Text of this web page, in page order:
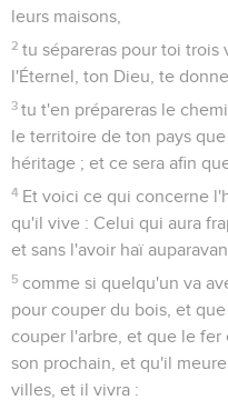
leurs maisons,
2 tu sépareras pour toi
l'Éternel, ton Dieu, te
3 tu t'en prépareras le
le territoire de ton pays
héritage ; et ce sera afin
4 Et voici ce qui concerne
qu'il vive : Celui qui aura
et sans l'avoir haï
5 comme si quelqu'un va
pour couper du bois, et
couper l'arbre, et que le
son prochain, et qu'il
villes, et il vivra :